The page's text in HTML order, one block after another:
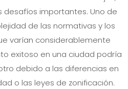
importantes. Uno de
de las normativas y los
varían considerablemente
exitoso en una ciudad podría
debido a las diferencias en
o las leyes de zonificación.